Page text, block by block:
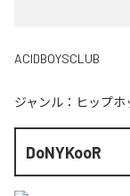
ACIDBOYSCLUB
ジャンル： ヒップ
DoNYKooR